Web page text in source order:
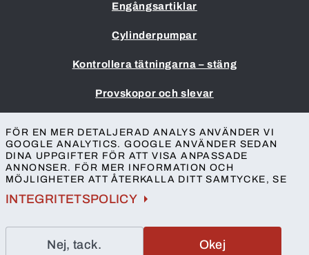
Engångsartiklar
Cylinderpumpar
Kontrollera tätningarna – stäng
Provskopor och slevar
Allmänna villkor
Skydd av personuppgifter
Tillgänglighet
Kontakt
FÖR EN MER DETALJERAD ANALYS ANVÄNDER VI
GOOGLE ANALYTICS. GOOGLE ANVÄNDER SEDAN
DINA UPPGIFTER FÖR ATT VISA ANPASSADE
ANNONSER. FÖR MER INFORMATION OCH
MÖJLIGHETER ATT ÅTERKALLA DITT SAMTYCKE, SE
INTEGRITETSPOLICY
Nej, tack. Okej